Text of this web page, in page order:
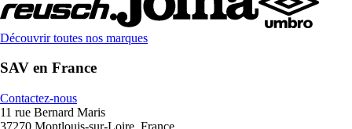
Découvrir toutes nos marques
SAV en France
Contactez-nous
11 rue Bernard Maris
37270 Montlouis-sur-Loire, France